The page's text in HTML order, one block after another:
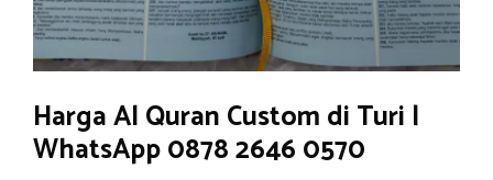
Harga Al Quran Custom di Turi |
WhatsApp 0878 2646 0570